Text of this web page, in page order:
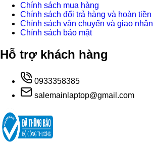
Chính sách mua hàng
Chính sách đổi trả hàng và hoàn tiền
Chính sách vận chuyển và giao nhận
Chính sách bảo mật
Hỗ trợ khách hàng
0933358385
salemainlaptop@gmail.com